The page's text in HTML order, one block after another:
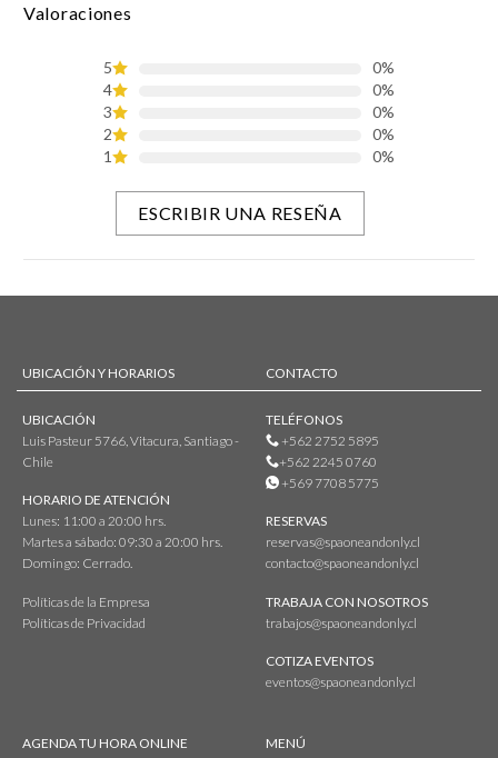
Valoraciones
5
0%
4
0%
3
0%
2
0%
1
0%
ESCRIBIR UNA RESEÑA
UBICACIÓN Y HORARIOS
UBICACIÓN
Luis Pasteur 5766, Vitacura, Santiago -
Chile
HORARIO DE ATENCIÓN
Lunes: 11:00 a 20:00 hrs.
Martes a sábado: 09:30 a 20:00 hrs.
Domingo: Cerrado.
Políticas de la Empresa
Políticas de Privacidad
CONTACTO
TELÉFONOS
+562 2752 5895
+562 2245 0760
+569 7708 5775
RESERVAS
reservas@spaoneandonly.cl
contacto@spaoneandonly.cl
TRABAJA CON NOSOTROS
trabajos@spaoneandonly.cl
COTIZA EVENTOS
eventos@spaoneandonly.cl
AGENDA TU HORA ONLINE MENÚ